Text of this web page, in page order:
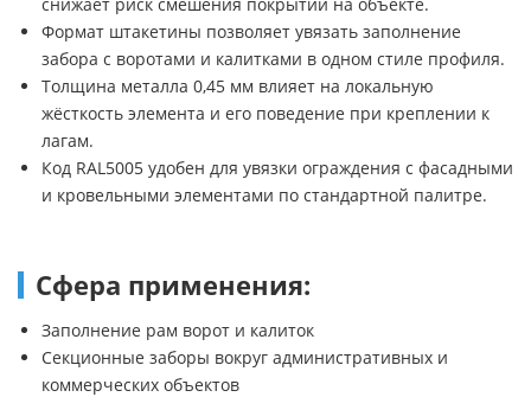
Формат штакетины позволяет увязать заполнение
забора с воротами и калитками в одном стиле профиля.
Толщина металла 0,45 мм влияет на локальную
жёсткость элемента и его поведение при креплении к
лагам.
Код RAL5005 удобен для увязки ограждения с фасадными
и кровельными элементами по стандартной палитре.
Сфера применения:
Заполнение рам ворот и калиток
Секционные заборы вокруг административных и
коммерческих объектов